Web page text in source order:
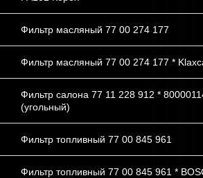
Фильтр масляный 77 00 274 177
Фильтр масляный 77 00 274 177 *
Фильтр салона 77 11 228 912 *
(угольный)
Фильтр топливный 77 00 845 961
Фильтр топливный 77 00 845 961 *